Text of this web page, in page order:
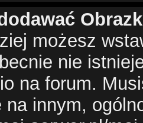
możesz
nie
na forum.
na innym,